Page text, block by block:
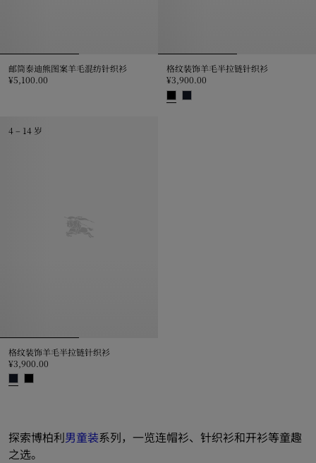
探索博柏利男童装系列，一览连帽衫、针织衫和开衫等童趣
之选。
邮筒泰迪熊图案羊毛混纺针织衫
¥5,100.00
邮筒泰迪熊图案羊毛混纺针织衫, ¥5,100.00
格纹装饰羊毛半拉链针织衫
¥3,900.00
4 – 14 岁
格纹装饰羊毛半拉链针织衫
¥3,900.00